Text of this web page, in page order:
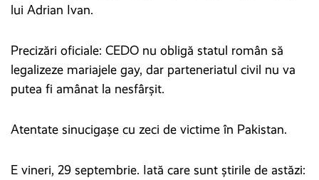
lui Adrian Ivan.
Precizări oficiale: CEDO nu obligă statul român să
legalizeze mariajele gay, dar parteneriatul civil nu va
putea fi amânat la nesfârșit.
Atentate sinucigașe cu zeci de victime în Pakistan.
E vineri, 29 septembrie. Iată care sunt știrile de astăzi: